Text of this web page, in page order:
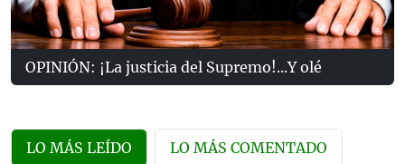
OPINIÓN: ¡La justicia del Supremo!...Y olé
LO MÁS LEÍDO LO MÁS COMENTADO